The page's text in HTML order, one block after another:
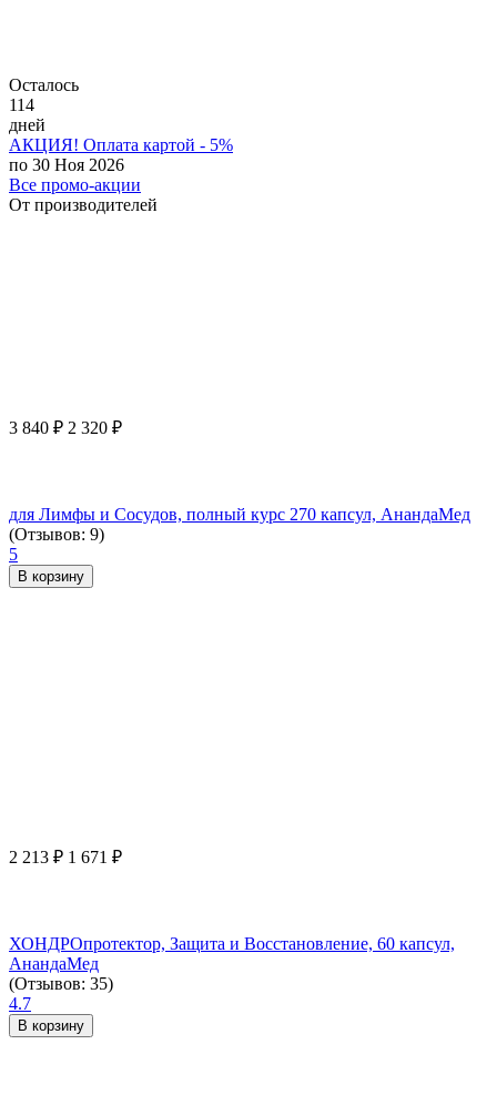
Осталось
114
дней
АКЦИЯ! Оплата картой - 5%
по 30 Ноя 2026
Все промо-акции
От производителей
3 840 ₽ 2 320 ₽
для Лимфы и Сосудов, полный курс 270 капсул, АнандаМед
(Отзывов: 9)
5
В корзину
2 213 ₽ 1 671 ₽
ХОНДРОпротектор, Защита и Восстановление, 60 капсул,
АнандаМед
(Отзывов: 35)
4.7
В корзину